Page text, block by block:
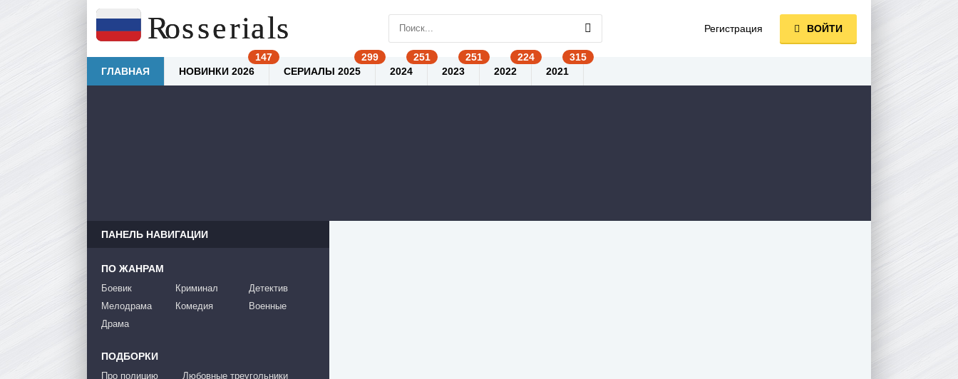
ПАНЕЛЬ НАВИГАЦИИ
ПО ЖАНРАМ
Боевик
Мелодрама
Драма
Криминал
Комедия
Детектив
Военные
ПОДБОРКИ
Про полицию
Любовные треугольники
Регистрация ВОЙТИ
ГЛАВНАЯ НОВИНКИ 2026 СЕРИАЛЫ 2025 2024 2023 2022 2021